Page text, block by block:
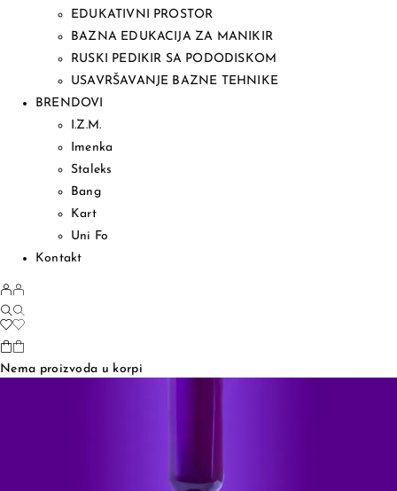
EDUKATIVNI PROSTOR
BAZNA EDUKACIJA ZA MANIKIR
RUSKI PEDIKIR SA PODODISKOM
USAVRŠAVANJE BAZNE TEHNIKE
BRENDOVI
I.Z.M.
Imenka
Staleks
Bang
Kart
Uni Fo
Kontakt
Nema proizvoda u korpi